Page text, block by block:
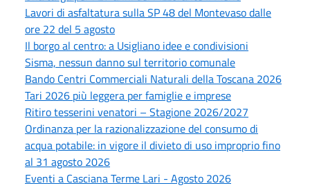
Lavori di asfaltatura sulla SP 48 del Montevaso dalle
ore 22 del 5 agosto
Il borgo al centro: a Usigliano idee e condivisioni
Sisma, nessun danno sul territorio comunale
Bando Centri Commerciali Naturali della Toscana 2026
Tari 2026 più leggera per famiglie e imprese
Ritiro tesserini venatori – Stagione 2026/2027
Ordinanza per la razionalizzazione del consumo di
acqua potabile: in vigore il divieto di uso improprio fino
al 31 agosto 2026
Eventi a Casciana Terme Lari - Agosto 2026